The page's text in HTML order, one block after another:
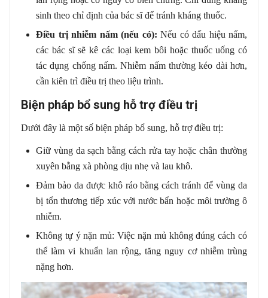
sinh theo chỉ định của bác sĩ để tránh kháng thuốc.
Điều trị nhiễm nấm (nếu có): Nếu có dấu hiệu nấm,
các bác sĩ sẽ kê các loại kem bôi hoặc thuốc uống có
tác dụng chống nấm. Nhiễm nấm thường kéo dài hơn,
cần kiên trì điều trị theo liệu trình.
Biện pháp bổ sung hỗ trợ điều trị
Dưới đây là một số biện pháp bổ sung, hỗ trợ điều trị:
Giữ vùng da sạch bằng cách rửa tay hoặc chân thường
xuyên bằng xà phòng dịu nhẹ và lau khô.
Đảm bảo da được khô ráo bằng cách tránh để vùng da
bị tổn thương tiếp xúc với nước bẩn hoặc môi trường ô
nhiễm.
Không tự ý nặn mủ: Việc nặn mủ không đúng cách có
thể làm vi khuẩn lan rộng, tăng nguy cơ nhiễm trùng
nặng hơn.